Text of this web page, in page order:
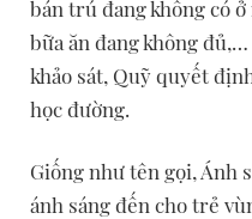
bán trú đang không có
bữa ăn đang không
khảo sát, Quỹ quyết
học đường.
Giống như tên gọi, Ánh
ánh sáng đến cho trẻ